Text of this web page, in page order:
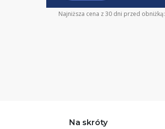
Najniższa cena z 30 dni przed obniżką:
Na skróty